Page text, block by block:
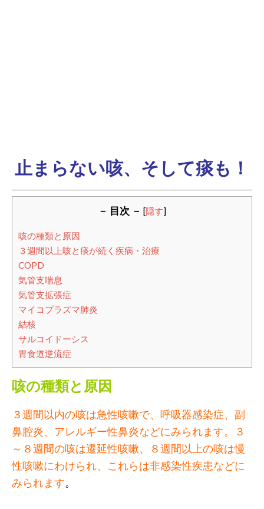
止まらない咳、そして痰も！
－ 目次 － [隠す]
咳の種類と原因
３週間以上咳と痰が続く疾病・治療
COPD
気管支喘息
気管支拡張症
マイコプラズマ肺炎
結核
サルコイドーシス
胃食道逆流症
咳の種類と原因
３週間以内の咳は急性咳嗽で、呼吸器感染症、副
鼻腔炎、アレルギー性鼻炎などにみられます。３
～８週間の咳は遷延性咳嗽、８週間以上の咳は慢
性咳嗽にわけられ、これらは非感染性疾患などに
みられます。